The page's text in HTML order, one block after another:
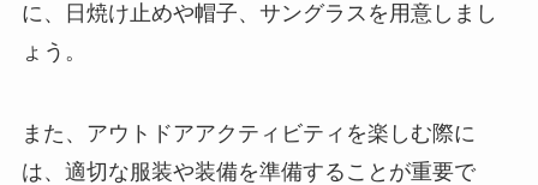
に、日焼け止めや帽子、サングラスを用意しまし
ょう。
また、アウトドアアクティビティを楽しむ際に
は、適切な服装や装備を準備することが重要で